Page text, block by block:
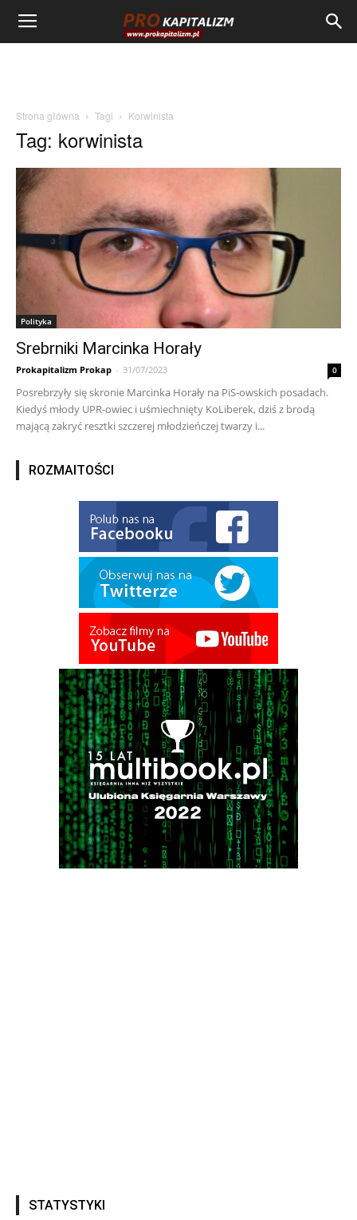
Strona główna Tagi Korwinista
Tag: korwinista
Polityka
Srebrniki Marcinka Horały
Prokapitalizm Prokap - 31/07/2023 0
Posrebrzyły się skronie Marcinka Horały na PiS-owskich posadach.
Kiedyś młody UPR-owiec i uśmiechnięty KoLiberek, dziś z brodą
mającą zakryć resztki szczerej młodzieńczej twarzy i...
ROZMAITOŚCI
STATYSTYKI